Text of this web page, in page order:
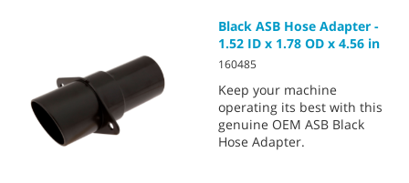
Black ASB Hose Adapter -
1.52 ID x 1.78 OD x 4.56 in
160485
Keep your machine
operating its best with this
genuine OEM ASB Black
Hose Adapter.